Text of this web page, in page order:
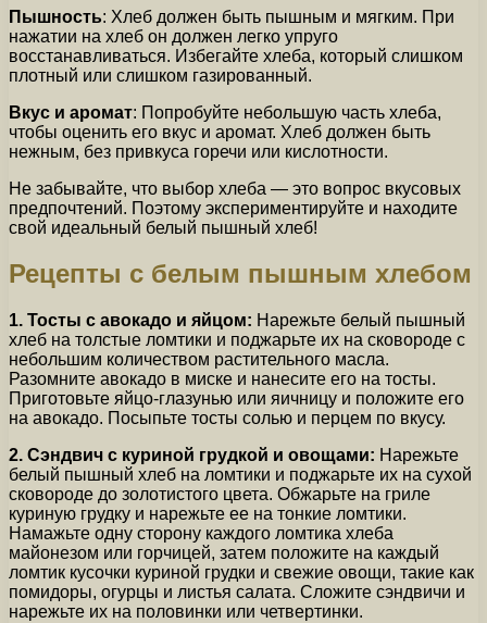
Пышность: Хлеб должен быть пышным и мягким. При
нажатии на хлеб он должен легко упруго
восстанавливаться. Избегайте хлеба, который слишком
плотный или слишком газированный.
Вкус и аромат: Попробуйте небольшую часть хлеба,
чтобы оценить его вкус и аромат. Хлеб должен быть
нежным, без привкуса горечи или кислотности.
Не забывайте, что выбор хлеба — это вопрос вкусовых
предпочтений. Поэтому экспериментируйте и находите
свой идеальный белый пышный хлеб!
Рецепты с белым пышным хлебом
1. Тосты с авокадо и яйцом: Нарежьте белый пышный
хлеб на толстые ломтики и поджарьте их на сковороде с
небольшим количеством растительного масла.
Разомните авокадо в миске и нанесите его на тосты.
Приготовьте яйцо-глазунью или яичницу и положите его
на авокадо. Посыпьте тосты солью и перцем по вкусу.
2. Сэндвич с куриной грудкой и овощами: Нарежьте
белый пышный хлеб на ломтики и поджарьте их на сухой
сковороде до золотистого цвета. Обжарьте на гриле
куриную грудку и нарежьте ее на тонкие ломтики.
Намажьте одну сторону каждого ломтика хлеба
майонезом или горчицей, затем положите на каждый
ломтик кусочки куриной грудки и свежие овощи, такие как
помидоры, огурцы и листья салата. Сложите сэндвичи и
нарежьте их на половинки или четвертинки.